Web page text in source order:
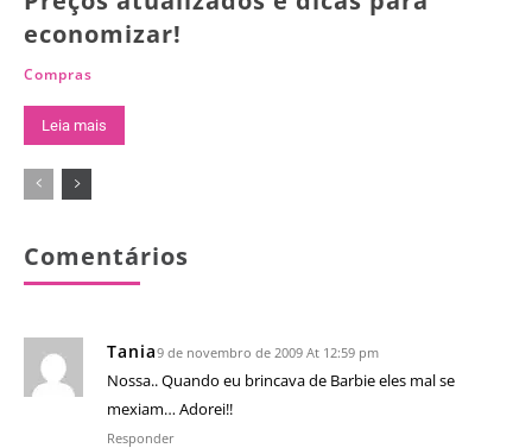
economizar!
Compras
Leia mais
Comentários
Tania9 de novembro de 2009 At 12:59 pm
Nossa.. Quando eu brincava de Barbie eles mal se
mexiam… Adorei!!
Responder